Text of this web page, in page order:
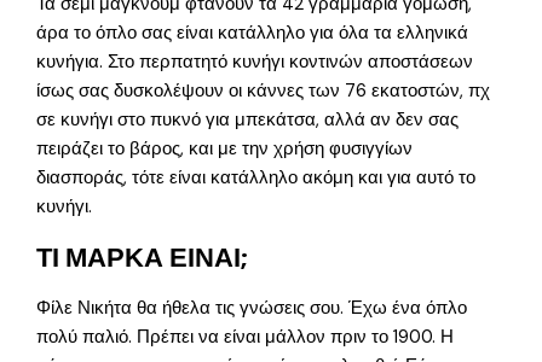
άρα το όπλο σας είναι κατάλληλο για όλα τα ελληνικά
κυνήγια. Στο περπατητό κυνήγι κοντινών αποστάσεων
ίσως σας δυσκολέψουν οι κάννες των 76 εκατοστών, πχ
σε κυνήγι στο πυκνό για μπεκάτσα, αλλά αν δεν σας
πειράζει το βάρος, και με την χρήση φυσιγγίων
διασποράς, τότε είναι κατάλληλο ακόμη και για αυτό το
κυνήγι.
ΤΙ ΜΑΡΚΑ ΕΙΝΑΙ;
Φίλε Νικήτα θα ήθελα τις γνώσεις σου. Έχω ένα όπλο
πολύ παλιό. Πρέπει να είναι μάλλον πριν το 1900. Η